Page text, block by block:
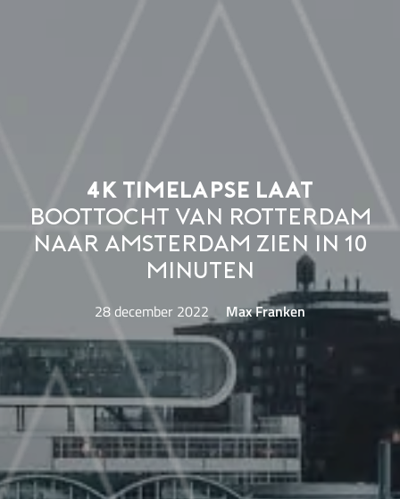
4K timelapse laat
boottocht van Rotterdam
naar Amsterdam zien in 10
minuten
28 december 2022 Max Franken